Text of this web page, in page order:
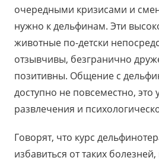
очередными кризисами и
нужно к дельфинам. Эти
животные по-детски
отзывчивы, безгранично
позитивны. Общение с
доступно не повсеместно, это
развлечения и
Говорят, что курс
избавиться от таких